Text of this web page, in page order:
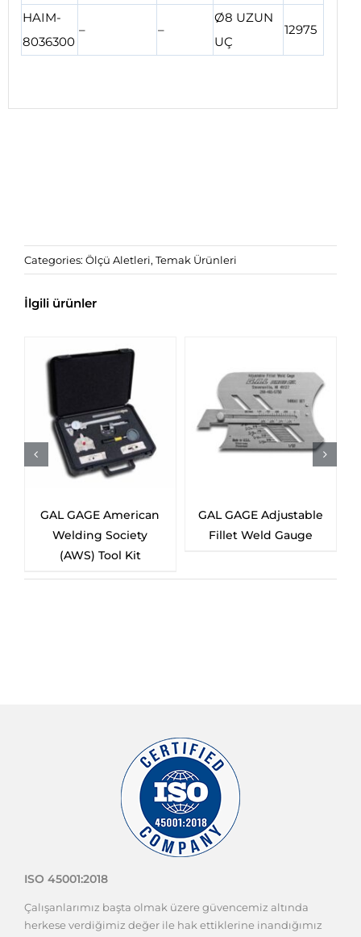
HAIM-
8036300
– –
Ø8 UZUN
UÇ
12975
Categories: Ölçü Aletleri, Temak Ürünleri
İlgili ürünler
GAL GAGE American
Welding Society
(AWS) Tool Kit
GAL GAGE Adjustable
Fillet Weld Gauge
ISO 45001:2018
Çalışanlarımız başta olmak üzere güvencemiz altında
herkese verdiğimiz değer ile hak ettiklerine inandığımız